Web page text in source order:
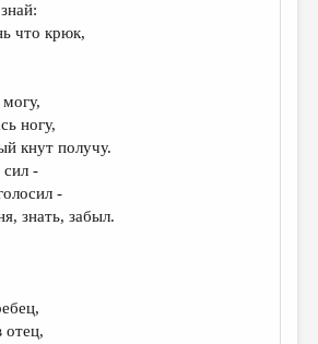
что крюк,
ногу,
кнут получу.
-
-
знать, забыл.
отец,